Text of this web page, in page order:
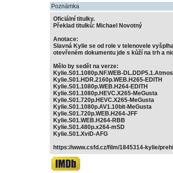
Poznámka
Oficiální titulky.
Překlad titulků: Michael Novotný
Anotace:
Slavná Kylie se od role v telenovele
otevřeném dokumentu jde s kůží na trh a
Mělo by sedět na verze:
Kylie.S01.1080p.NF.WEB-
Kylie.S01.HDR.2160p.WEB.H265-EDITH
Kylie.S01.1080p.WEB.H264-EDITH
Kylie.S01.1080p.HEVC.X265-MeGusta
Kylie.S01.720p.HEVC.X265-MeGusta
Kylie.S01.1080p.AV1.10bit-MeGusta
Kylie.S01.720p.WEB.H264-JFF
Kylie.S01.WEB.H264-RBB
Kylie.S01.480p.x264-mSD
Kylie.S01.XviD-AFG
https://www.csfd.cz/film/1845314-kylie/